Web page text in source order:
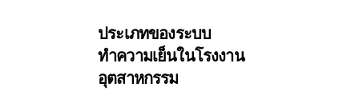
ประเภทของระบบ
ทำความเย็นในโรงงาน
อุตสาหกรรม